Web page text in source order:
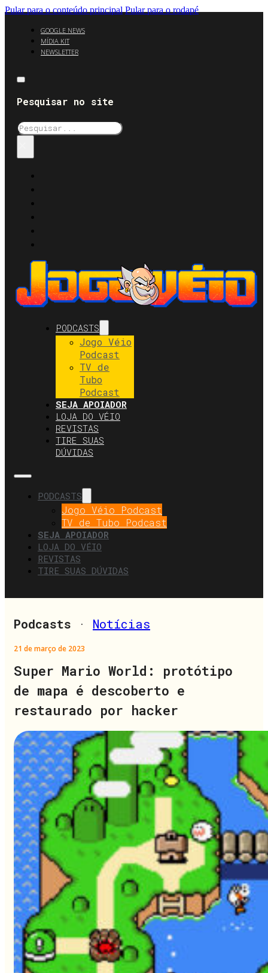
Pular para o conteúdo principal Pular para o rodapé
GOOGLE NEWS
MÍDIA KIT
NEWSLETTER
Pesquisar no site
Pesquisar
PODCASTS
Jogo Véio
Podcast
TV de
Tubo
Podcast
SEJA APOIADOR
LOJA DO VÉIO
REVISTAS
TIRE SUAS
DÚVIDAS
PODCASTS
Jogo Véio Podcast
TV de Tubo Podcast
SEJA APOIADOR
LOJA DO VÉIO
REVISTAS
TIRE SUAS DÚVIDAS
Podcasts · Notícias
21 de março de 2023
Super Mario World: protótipo
de mapa é descoberto e
restaurado por hacker